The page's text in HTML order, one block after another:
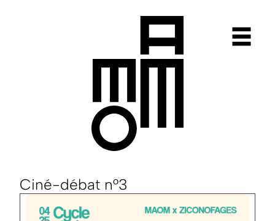
Ciné-débat n°3